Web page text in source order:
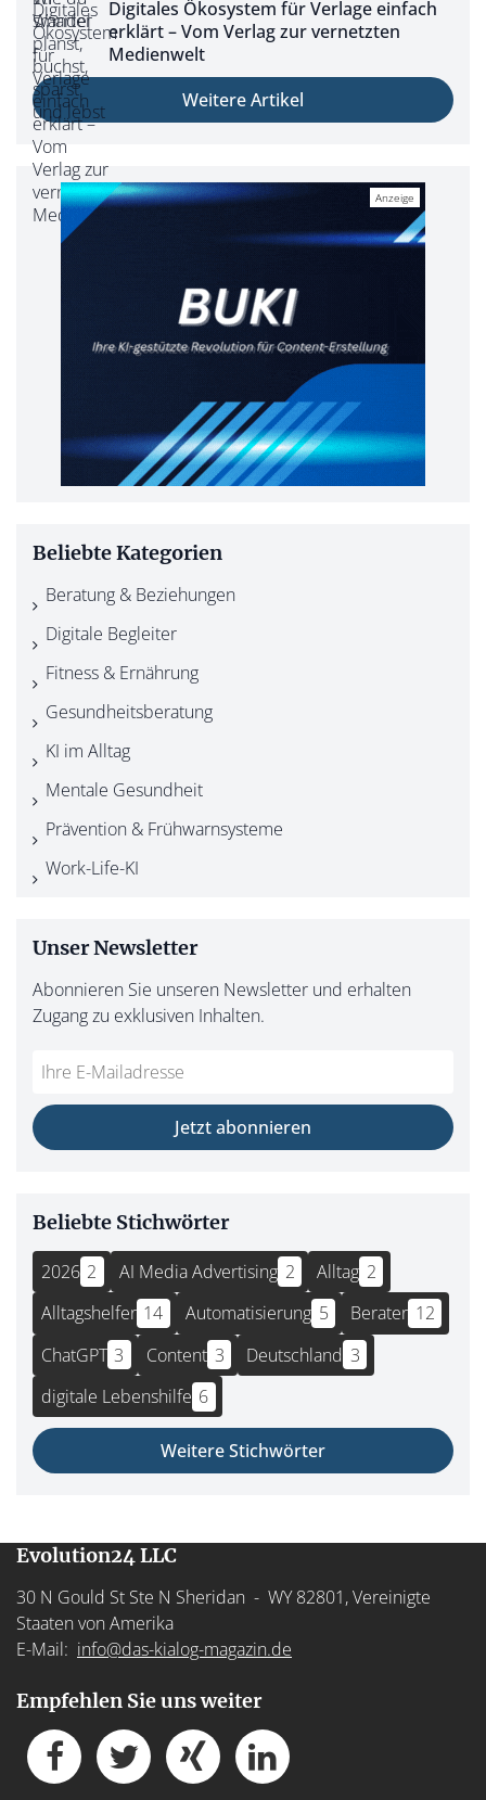
Digitales Ökosystem für Verlage einfach
erklärt – Vom Verlag zur vernetzten
Medienwelt
Weitere Artikel
Beliebte Kategorien
Beratung & Beziehungen
Digitale Begleiter
Fitness & Ernährung
Gesundheitsberatung
KI im Alltag
Mentale Gesundheit
Prävention & Frühwarnsysteme
Work-Life-KI
Unser Newsletter
Abonnieren Sie unseren Newsletter und erhalten
Zugang zu exklusiven Inhalten.
Do
fill
this
*Ihre
Mailadresse:
Jetzt abonnieren
Beliebte Stichwörter
2026 2 AI Media Advertising 2 Alltag 2
Alltagshelfer 14 Automatisierung 5 Berater 12
ChatGPT 3 Content 3 Deutschland 3
digitale Lebenshilfe 6
Weitere Stichwörter
Evolution24 LLC
30 N Gould St Ste N Sheridan - WY 82801, Vereinigte
Staaten von Amerika
E-Mail: info@das-kialog-magazin.de
Empfehlen Sie uns weiter